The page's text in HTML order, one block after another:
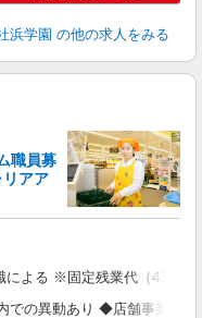
浜学園 の他の求人をみる
職員募
アア
よる ※固定残業代（
の異動あり ◆店舗事業 ・